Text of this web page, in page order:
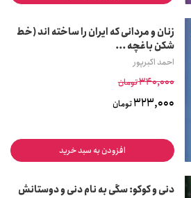
زنان و مردانی که ایران را ساخته اند (خط
شکن باغچه ...
احمد اکبرپور
340,000تومان
323,000تومان
افزودن به سبد خرید
دنی و کوکو: سگی به نام دنی و دوستانش